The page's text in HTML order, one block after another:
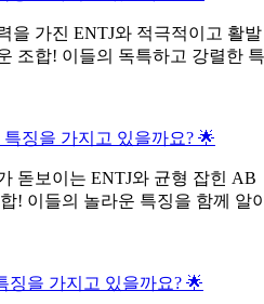
을 가진 ENTJ와 적극적이고 활발
조합! 이들의 독특하고 강렬한 특
징을 가지고 있을까요? 🌟
돋보이는 ENTJ와 균형 잡힌 AB
! 이들의 놀라운 특징을 함께 알
징을 가지고 있을까요? 🌟